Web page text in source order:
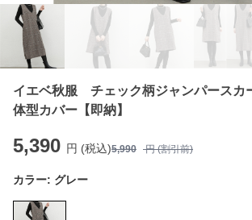
イエベ秋服 チェック柄ジャンパースカ
体型カバー【即納】
5,390 円 (税込)5,990 円 (割引前)
カラー: グレー